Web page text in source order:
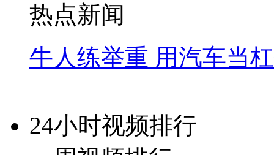
热点新闻
牛人练举重 用汽车当
24小时视频排行